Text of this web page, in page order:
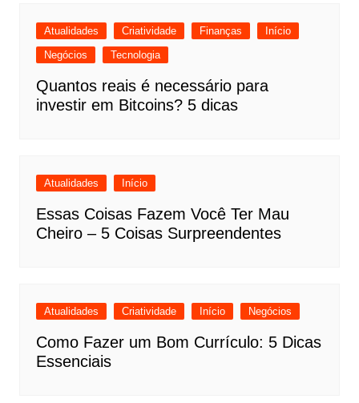
Atualidades Criatividade Finanças
Início
Negócios
Tecnologia
Quantos reais é necessário para
investir em Bitcoins? 5 dicas
Atualidades Início
Essas Coisas Fazem Você Ter Mau
Cheiro – 5 Coisas Surpreendentes
Atualidades Criatividade Início Negócios
Como Fazer um Bom Currículo: 5 Dicas
Essenciais